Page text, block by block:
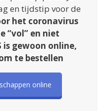
en tijdstip voor de
het coronavirus
“vol” en niet
is gewoon online,
te bestellen
online